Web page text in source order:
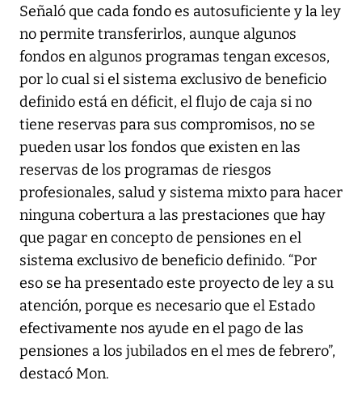
Señaló que cada fondo es autosuficiente y la ley
no permite transferirlos, aunque algunos
fondos en algunos programas tengan excesos,
por lo cual si el sistema exclusivo de beneficio
definido está en déficit, el flujo de caja si no
tiene reservas para sus compromisos, no se
pueden usar los fondos que existen en las
reservas de los programas de riesgos
profesionales, salud y sistema mixto para hacer
ninguna cobertura a las prestaciones que hay
que pagar en concepto de pensiones en el
sistema exclusivo de beneficio definido. “Por
eso se ha presentado este proyecto de ley a su
atención, porque es necesario que el Estado
efectivamente nos ayude en el pago de las
pensiones a los jubilados en el mes de febrero”,
destacó Mon.